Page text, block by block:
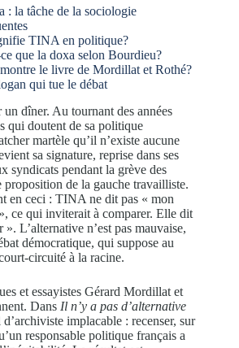
: la tâche de la sociologie
TINA en politique?
que la doxa selon Bourdieu?
le livre de Mordillat et Rothé?
qui tue le débat
dîner. Au tournant des années
qui doutent de sa politique
martèle qu’il n’existe aucune
sa signature, reprise dans ses
syndicats pendant la grève des
proposition de la gauche travailliste.
en ceci : TINA ne dit pas « mon
ce qui inviterait à comparer. Elle dit
L’alternative n’est pas mauvaise,
démocratique, qui suppose au
circuité à la racine.
et essayistes Gérard Mordillat et
Dans Il n’y a pas d’alternative
implacable : recenser, sur
responsable politique français a